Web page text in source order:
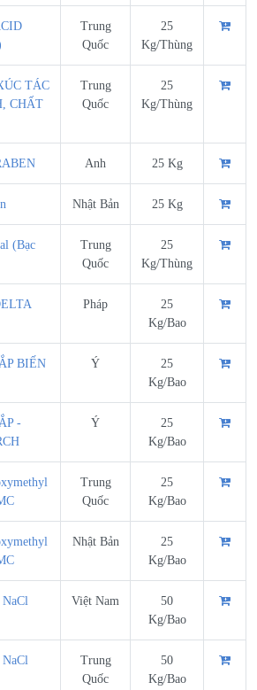
Trung
Quốc
25
Kg/Thùng
TÁC
CHẤT
Trung
Quốc
25
Kg/Thùng
Anh 25 Kg
Nhật Bản 25 Kg
(Bạc
Trung
Quốc
25
Kg/Thùng
Pháp
25
Kg/Bao
BIẾN
Ý
25
Kg/Bao
-
Ý
25
Kg/Bao
Trung
Quốc
25
Kg/Bao
Nhật Bản
25
Kg/Bao
Việt Nam
50
Kg/Bao
Trung
Quốc
50
Kg/Bao